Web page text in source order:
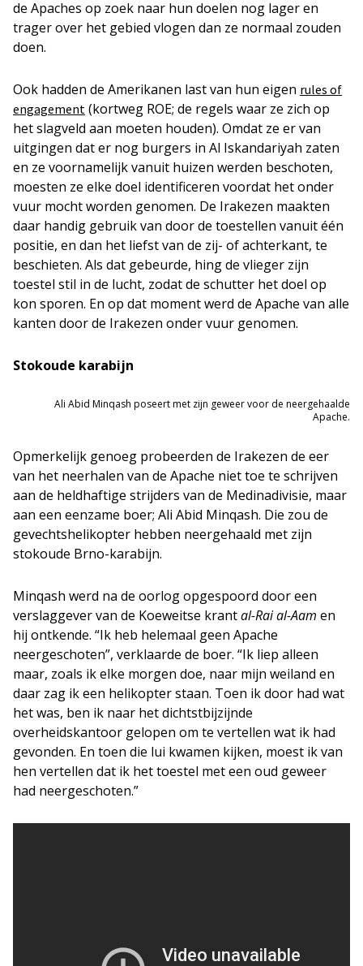
de Apaches op zoek naar hun doelen nog lager en
trager over het gebied vlogen dan ze normaal zouden
doen.
Ook hadden de Amerikanen last van hun eigen rules of
engagement (kortweg ROE; de regels waar ze zich op
het slagveld aan moeten houden). Omdat ze er van
uitgingen dat er nog burgers in Al Iskandariyah zaten
en ze voornamelijk vanuit huizen werden beschoten,
moesten ze elke doel identificeren voordat het onder
vuur mocht worden genomen. De Irakezen maakten
daar handig gebruik van door de toestellen vanuit één
positie, en dan het liefst van de zij- of achterkant, te
beschieten. Als dat gebeurde, hing de vlieger zijn
toestel stil in de lucht, zodat de schutter het doel op
kon sporen. En op dat moment werd de Apache van alle
kanten door de Irakezen onder vuur genomen.
Stokoude karabijn
Ali Abid Minqash poseert met zijn geweer voor de neergehaalde
Apache.
Opmerkelijk genoeg probeerden de Irakezen de eer
van het neerhalen van de Apache niet toe te schrijven
aan de heldhaftige strijders van de Medinadivisie, maar
aan een eenzame boer; Ali Abid Minqash. Die zou de
gevechtshelikopter hebben neergehaald met zijn
stokoude Brno-karabijn.
Minqash werd na de oorlog opgespoord door een
verslaggever van de Koeweitse krantal-Rai al-Aam en
hij ontkende. “Ik heb helemaal geen Apache
neergeschoten”, verklaarde de boer. “Ik liep alleen
maar, zoals ik elke morgen doe, naar mijn weiland en
daar zag ik een helikopter staan. Toen ik door had wat
het was, ben ik naar het dichtstbijzijnde
overheidskantoor gelopen om te vertellen wat ik had
gevonden. En toen die lui kwamen kijken, moest ik van
hen vertellen dat ik het toestel met een oud geweer
had neergeschoten.”